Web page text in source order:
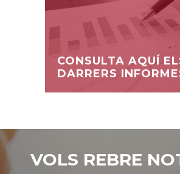
CONSULTA AQUÍ
DARRERS
VOLS REBRE